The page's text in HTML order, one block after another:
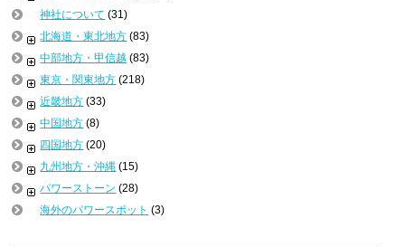
神社について (31)
北海道・東北地方 (83)
中部地方・甲信越 (83)
東京・関東地方 (218)
近畿地方 (33)
中国地方 (8)
四国地方 (20)
九州地方・沖縄 (15)
パワーストーン (28)
海外のパワースポット (3)